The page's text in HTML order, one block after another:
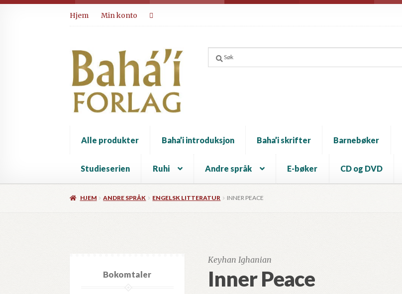
Hopp
til
Hopp
til
Hjem Min konto
Alle produkter Baha’i introduksjon Baha’i skrifter Barnebøker
Studieserien Ruhi Andre språk E-bøker CD og DVD
HJEM ANDRE SPRÅK ENGELSK LITTERATUR INNER PEACE
Keyhan Ighanian
Inner Peace
Bokomtaler